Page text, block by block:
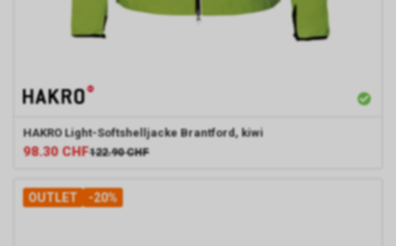
HAKRO Light-Softshelljacke Brantford, kiwi
98.30 CHF122.90 CHF
OUTLET -20%